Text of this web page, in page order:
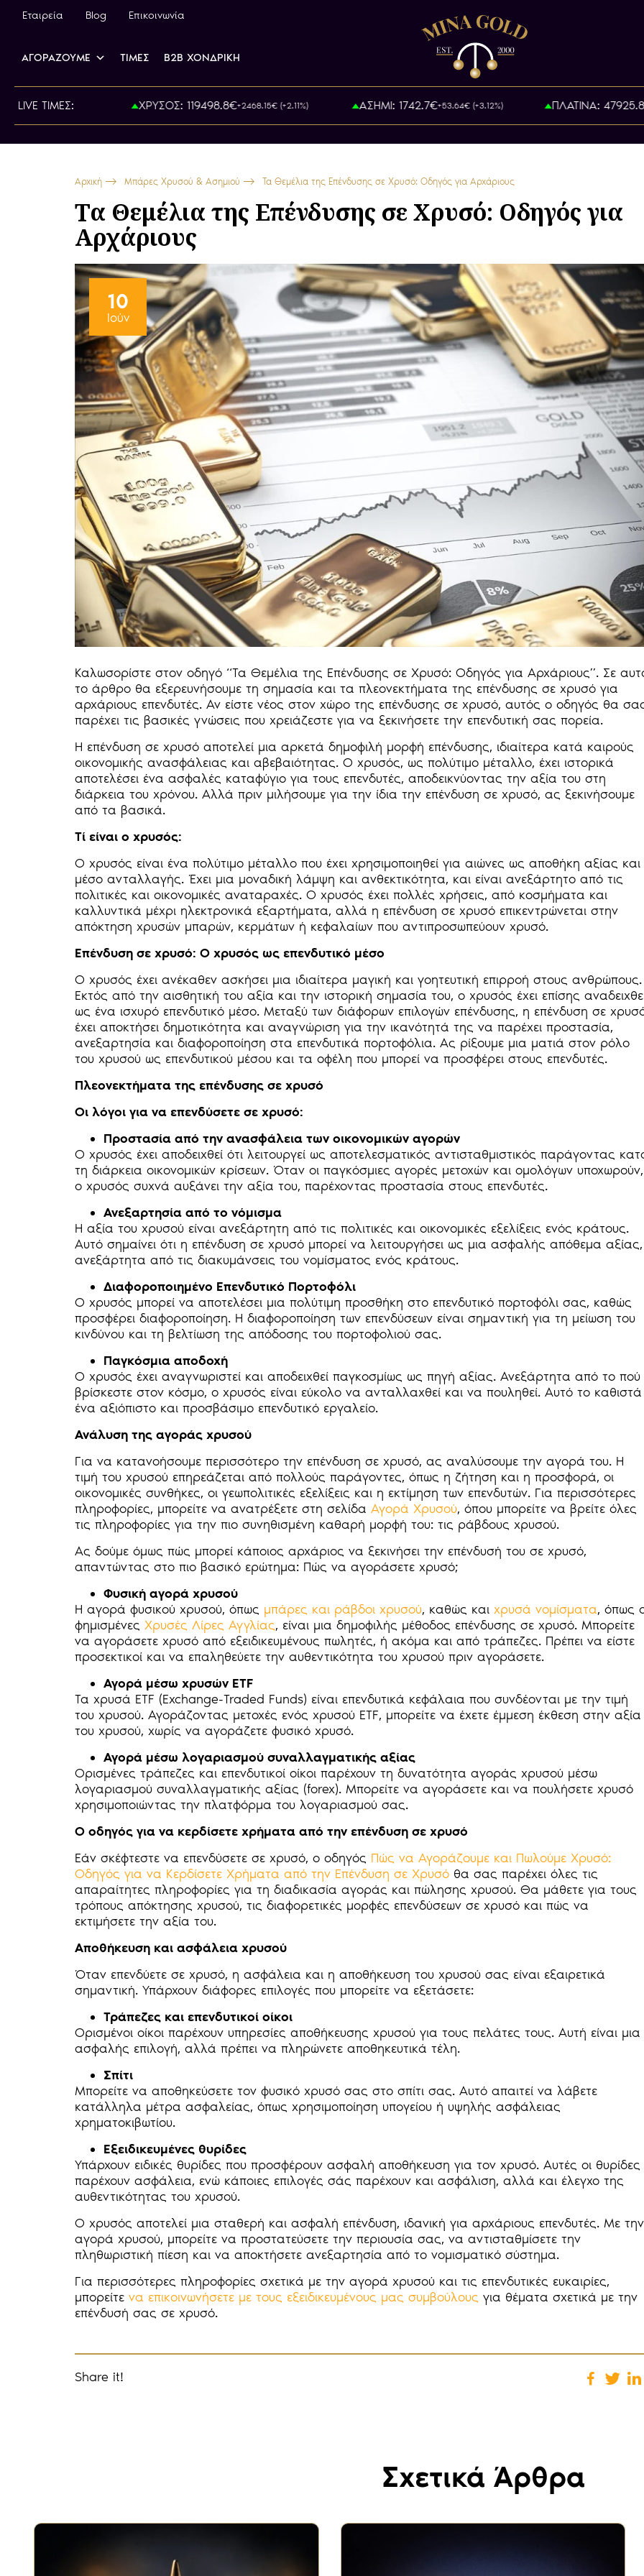
Εταιρεία Blog Επικοινωνία
ΑΓΟΡΑΖΟΥΜΕ ΤΙΜΕΣ B2B ΧΟΝΔΡΙΚΗ
LIVE ΤΙΜΕΣ:
815.00€ ΧΡΥΣΟΣ: 119498.8€+2468.15€ (+2.11%) ΑΣΗΜΙ: 1742.7€+53.64€ (+3.12%) ΠΛΑΤΙΝΑ: 47925.8€
Αρχική Μπάρες Χρυσού & Ασημιού Τα Θεμέλια της Επένδυσης σε Χρυσό: Οδηγός για Αρχάριους
Τα Θεμέλια της Επένδυσης σε Χρυσό: Οδηγός για
Αρχάριους
10
Ιούν
Καλωσορίστε στον οδηγό “Τα Θεμέλια της Επένδυσης σε Χρυσό: Οδηγός για Αρχάριους”. Σε
το άρθρο θα εξερευνήσουμε τη σημασία και τα πλεονεκτήματα της επένδυσης σε χρυσό για
αρχάριους επενδυτές. Αν είστε νέος στον χώρο της επένδυσης σε χρυσό, αυτός ο οδηγός θα
παρέχει τις βασικές γνώσεις που χρειάζεστε για να ξεκινήσετε την επενδυτική σας πορεία.
Η επένδυση σε χρυσό αποτελεί μια αρκετά δημοφιλή μορφή επένδυσης, ιδιαίτερα κατά καιρούς
οικονομικής ανασφάλειας και αβεβαιότητας. Ο χρυσός, ως πολύτιμο μέταλλο, έχει ιστορικά
αποτελέσει ένα ασφαλές καταφύγιο για τους επενδυτές, αποδεικνύοντας την αξία του στη
διάρκεια του χρόνου. Αλλά πριν μιλήσουμε για την ίδια την επένδυση σε χρυσό, ας ξεκινήσουμε
από τα βασικά.
Τί είναι ο χρυσός:
Ο χρυσός είναι ένα πολύτιμο μέταλλο που έχει χρησιμοποιηθεί για αιώνες ως αποθήκη αξίας και
μέσο ανταλλαγής. Έχει μια μοναδική λάμψη και ανθεκτικότητα, και είναι ανεξάρτητο από τις
πολιτικές και οικονομικές αναταραχές. Ο χρυσός έχει πολλές χρήσεις, από κοσμήματα και
καλλυντικά μέχρι ηλεκτρονικά εξαρτήματα, αλλά η επένδυση σε χρυσό επικεντρώνεται στην
απόκτηση χρυσών μπαρών, κερμάτων ή κεφαλαίων που αντιπροσωπεύουν χρυσό.
Επένδυση σε χρυσό: Ο χρυσός ως επενδυτικό μέσο
Ο χρυσός έχει ανέκαθεν ασκήσει μια ιδιαίτερα μαγική και γοητευτική επιρροή στους ανθρώπους.
Εκτός από την αισθητική του αξία και την ιστορική σημασία του, ο χρυσός έχει επίσης
ως ένα ισχυρό επενδυτικό μέσο. Μεταξύ των διάφορων επιλογών επένδυσης, η επένδυση σε
έχει αποκτήσει δημοτικότητα και αναγνώριση για την ικανότητά της να παρέχει προστασία,
ανεξαρτησία και διαφοροποίηση στα επενδυτικά πορτοφόλια. Ας ρίξουμε μια ματιά στον ρόλο
του χρυσού ως επενδυτικού μέσου και τα οφέλη που μπορεί να προσφέρει στους επενδυτές.
Πλεονεκτήματα της επένδυσης σε χρυσό
Οι λόγοι για να επενδύσετε σε χρυσό:
Προστασία από την ανασφάλεια των οικονομικών αγορών
Ο χρυσός έχει αποδειχθεί ότι λειτουργεί ως αποτελεσματικός αντισταθμιστικός παράγοντας
τη διάρκεια οικονομικών κρίσεων. Όταν οι παγκόσμιες αγορές μετοχών και ομολόγων υποχωρούν,
ο χρυσός συχνά αυξάνει την αξία του, παρέχοντας προστασία στους επενδυτές.
Ανεξαρτησία από το νόμισμα
Η αξία του χρυσού είναι ανεξάρτητη από τις πολιτικές και οικονομικές εξελίξεις ενός κράτους.
Αυτό σημαίνει ότι η επένδυση σε χρυσό μπορεί να λειτουργήσει ως μια ασφαλής απόθεμα αξίας,
ανεξάρτητα από τις διακυμάνσεις του νομίσματος ενός κράτους.
Διαφοροποιημένο Επενδυτικό Πορτοφόλι
Ο χρυσός μπορεί να αποτελέσει μια πολύτιμη προσθήκη στο επενδυτικό πορτοφόλι σας, καθώς
προσφέρει διαφοροποίηση. Η διαφοροποίηση των επενδύσεων είναι σημαντική για τη μείωση του
κινδύνου και τη βελτίωση της απόδοσης του πορτοφολιού σας.
Παγκόσμια αποδοχή
Ο χρυσός έχει αναγνωριστεί και αποδειχθεί παγκοσμίως ως πηγή αξίας. Ανεξάρτητα από το πού
βρίσκεστε στον κόσμο, ο χρυσός είναι εύκολο να ανταλλαχθεί και να πουληθεί. Αυτό το καθιστά
ένα αξιόπιστο και προσβάσιμο επενδυτικό εργαλείο.
Ανάλυση της αγοράς χρυσού
Για να κατανοήσουμε περισσότερο την επένδυση σε χρυσό, ας αναλύσουμε την αγορά του. Η
τιμή του χρυσού επηρεάζεται από πολλούς παράγοντες, όπως η ζήτηση και η προσφορά, οι
οικονομικές συνθήκες, οι γεωπολιτικές εξελίξεις και η εκτίμηση των επενδυτών. Για περισσότερες
πληροφορίες, μπορείτε να ανατρέξετε στη σελίδα Αγορά Χρυσού, όπου μπορείτε να βρείτε όλες
τις πληροφορίες για την πιο συνηθισμένη καθαρή μορφή του: τις ράβδους χρυσού.
Ας δούμε όμως πώς μπορεί κάποιος αρχάριος να ξεκινήσει την επένδυσή του σε χρυσό,
απαντώντας στο πιο βασικό ερώτημα: Πώς να αγοράσετε χρυσό;
Φυσική αγορά χρυσού
Η αγορά φυσικού χρυσού, όπως μπάρες και ράβδοι χρυσού, καθώς και χρυσά νομίσματα, όπως
φημισμένες Χρυσές Λίρες Αγγλίας, είναι μια δημοφιλής μέθοδος επένδυσης σε χρυσό. Μπορείτε
να αγοράσετε χρυσό από εξειδικευμένους πωλητές, ή ακόμα και από τράπεζες. Πρέπει να είστε
προσεκτικοί και να επαληθεύετε την αυθεντικότητα του χρυσού πριν αγοράσετε.
Αγορά μέσω χρυσών ETF
Τα χρυσά ETF (Exchange-Traded Funds) είναι επενδυτικά κεφάλαια που συνδέονται με την τιμή
του χρυσού. Αγοράζοντας μετοχές ενός χρυσού ETF, μπορείτε να έχετε έμμεση έκθεση στην αξία
του χρυσού, χωρίς να αγοράζετε φυσικό χρυσό.
Αγορά μέσω λογαριασμού συναλλαγματικής αξίας
Ορισμένες τράπεζες και επενδυτικοί οίκοι παρέχουν τη δυνατότητα αγοράς χρυσού μέσω
λογαριασμού συναλλαγματικής αξίας (forex). Μπορείτε να αγοράσετε και να πουλήσετε χρυσό
χρησιμοποιώντας την πλατφόρμα του λογαριασμού σας.
Ο οδηγός για να κερδίσετε χρήματα από την επένδυση σε χρυσό
Εάν σκέφτεστε να επενδύσετε σε χρυσό, ο οδηγός Πώς να Αγοράζουμε και Πωλούμε Χρυσό:
Οδηγός για να Κερδίσετε Χρήματα από την Επένδυση σε Χρυσό θα σας παρέχει όλες τις
απαραίτητες πληροφορίες για τη διαδικασία αγοράς και πώλησης χρυσού. Θα μάθετε για τους
τρόπους απόκτησης χρυσού, τις διαφορετικές μορφές επενδύσεων σε χρυσό και πώς να
εκτιμήσετε την αξία του.
Αποθήκευση και ασφάλεια χρυσού
Όταν επενδύετε σε χρυσό, η ασφάλεια και η αποθήκευση του χρυσού σας είναι εξαιρετικά
σημαντική. Υπάρχουν διάφορες επιλογές που μπορείτε να εξετάσετε:
Τράπεζες και επενδυτικοί οίκοι
Ορισμένοι οίκοι παρέχουν υπηρεσίες αποθήκευσης χρυσού για τους πελάτες τους. Αυτή είναι μια
ασφαλής επιλογή, αλλά πρέπει να πληρώνετε αποθηκευτικά τέλη.
Σπίτι
Μπορείτε να αποθηκεύσετε τον φυσικό χρυσό σας στο σπίτι σας. Αυτό απαιτεί να λάβετε
κατάλληλα μέτρα ασφαλείας, όπως χρησιμοποίηση υπογείου ή υψηλής ασφάλειας
χρηματοκιβωτίου.
Εξειδικευμένες θυρίδες
Υπάρχουν ειδικές θυρίδες που προσφέρουν ασφαλή αποθήκευση για τον χρυσό. Αυτές οι θυρίδες
παρέχουν ασφάλεια, ενώ κάποιες επιλογές σάς παρέχουν και ασφάλιση, αλλά και έλεγχο της
αυθεντικότητας του χρυσού.
Ο χρυσός αποτελεί μια σταθερή και ασφαλή επένδυση, ιδανική για αρχάριους επενδυτές. Με την
αγορά χρυσού, μπορείτε να προστατεύσετε την περιουσία σας, να αντισταθμίσετε την
πληθωριστική πίεση και να αποκτήσετε ανεξαρτησία από το νομισματικό σύστημα.
Για περισσότερες πληροφορίες σχετικά με την αγορά χρυσού και τις επενδυτικές ευκαιρίες,
μπορείτε να επικοινωνήσετε με τους εξειδικευμένους μας συμβούλους για θέματα σχετικά με την
επένδυσή σας σε χρυσό.
Share it!
Σχετικά Άρθρα